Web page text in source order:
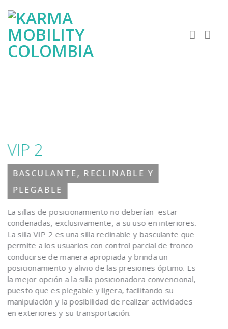
content
VIP 2
BASCULANTE, RECLINABLE Y
PLEGABLE
La sillas de posicionamiento no deberían estar
condenadas, exclusivamente, a su uso en interiores.
La silla VIP 2 es una silla reclinable y basculante que
permite a los usuarios con control parcial de tronco
conducirse de manera apropiada y brinda un
posicionamiento y alivio de las presiones óptimo. Es
la mejor opción a la silla posicionadora convencional,
puesto que es plegable y ligera, facilitando su
manipulación y la posibilidad de realizar actividades
en exteriores y su transportación.